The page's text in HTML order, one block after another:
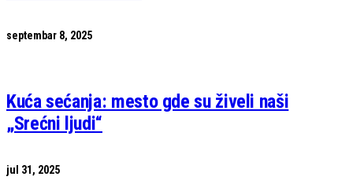
septembar 8, 2025
Kuća sećanja: mesto gde su živeli naši
„Srećni ljudi“
jul 31, 2025